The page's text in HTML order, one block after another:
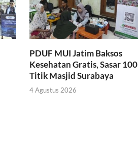
PDUF MUI Jatim Baksos
Kesehatan Gratis, Sasar 100
Titik Masjid Surabaya
4 Agustus 2026